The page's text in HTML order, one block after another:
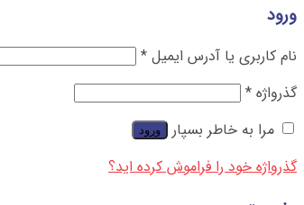
ورود
نام کاربری یا آدرس ایمیل *
گذرواژه *
مرا به خاطر بسپار
ورود
گذرواژه خود را فراموش کرده اید؟